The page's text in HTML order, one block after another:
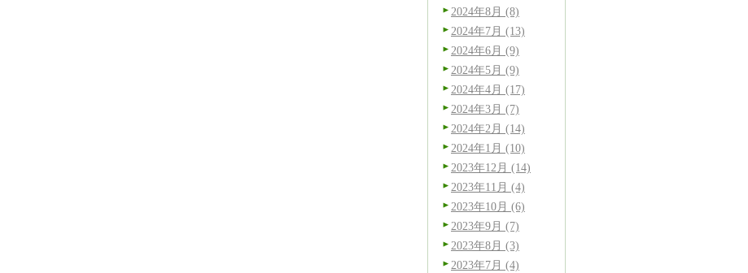
2024年8月 (8)
2024年7月 (13)
2024年6月 (9)
2024年5月 (9)
2024年4月 (17)
2024年3月 (7)
2024年2月 (14)
2024年1月 (10)
2023年12月 (14)
2023年11月 (4)
2023年10月 (6)
2023年9月 (7)
2023年8月 (3)
2023年7月 (4)